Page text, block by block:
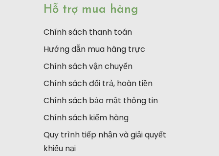
Hỗ trợ mua hàng
Chính sách thanh toán
Hướng dẫn mua hàng trực
Chính sách vận chuyển
Chính sách đổi trả, hoàn tiền
Chính sách bảo mật thông tin
Chính sách kiểm hàng
Quy trình tiếp nhận và giải quyết
khiếu nại